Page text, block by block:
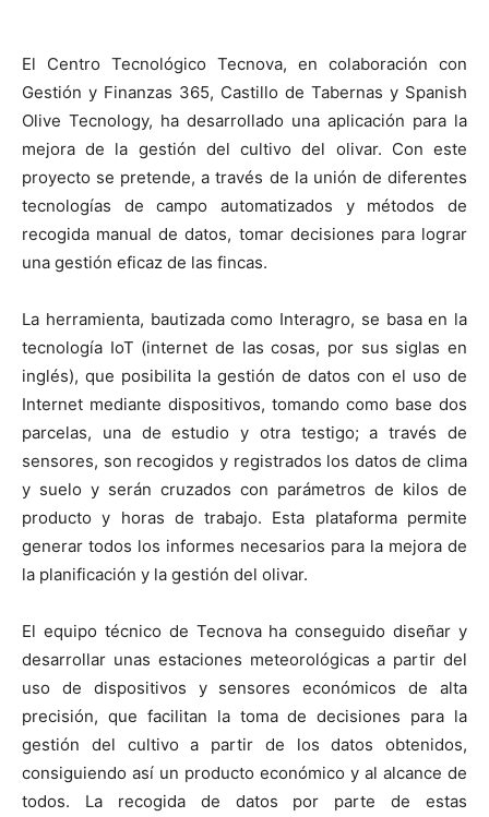
El Centro Tecnológico Tecnova, en colaboración con
Gestión y Finanzas 365, Castillo de Tabernas y Spanish
Olive Tecnology, ha desarrollado una aplicación para la
mejora de la gestión del cultivo del olivar. Con este
proyecto se pretende, a través de la unión de diferentes
tecnologías de campo automatizados y métodos de
recogida manual de datos, tomar decisiones para lograr
una gestión eficaz de las fincas.
La herramienta, bautizada como Interagro, se basa en la
tecnología IoT (internet de las cosas, por sus siglas en
inglés), que posibilita la gestión de datos con el uso de
Internet mediante dispositivos, tomando como base dos
parcelas, una de estudio y otra testigo; a través de
sensores, son recogidos y registrados los datos de clima
y suelo y serán cruzados con parámetros de kilos de
producto y horas de trabajo. Esta plataforma permite
generar todos los informes necesarios para la mejora de
la planificación y la gestión del olivar.
El equipo técnico de Tecnova ha conseguido diseñar y
desarrollar unas estaciones meteorológicas a partir del
uso de dispositivos y sensores económicos de alta
precisión, que facilitan la toma de decisiones para la
gestión del cultivo a partir de los datos obtenidos,
consiguiendo así un producto económico y al alcance de
todos. La recogida de datos por parte de estas